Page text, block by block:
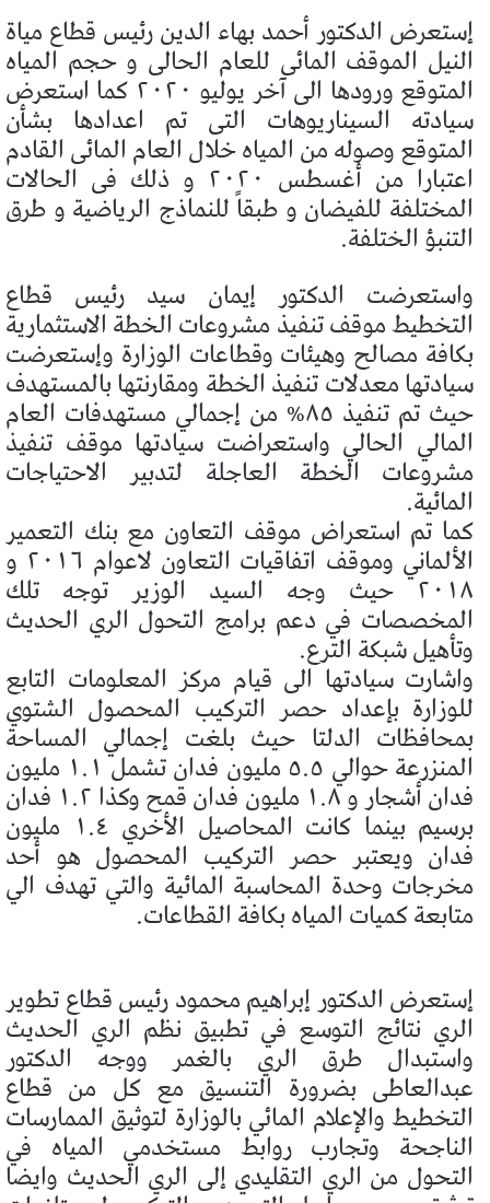
إستعرض الدكتور أحمد بهاء الدين رئيس قطاع مياة
النيل الموقف المائى للعام الحالى و حجم المياه
المتوقع ورودها الى آخر يوليو ٢٠٢٠ كما استعرض
سيادته السيناريوهات التى تم اعدادها بشأن
المتوقع وصوله من المياه خلال العام المائى القادم
اعتبارا من أغسطس ٢٠٢٠ و ذلك فى الحالات
المختلفة للفيضان و طبقاً للنماذج الرياضية و طرق
التنبؤ الختلفة.
واستعرضت الدكتور إيمان سيد رئيس قطاع
التخطيط موقف تنفيذ مشروعات الخطة الاستثمارية
بكافة مصالح وهيئات وقطاعات الوزارة وإستعرضت
سيادتها معدلات تنفيذ الخطة ومقارنتها بالمستهدف
حيث تم تنفيذ ٨٥% من إجمالي مستهدفات العام
المالي الحالي واستعراضت سيادتها موقف تنفيذ
مشروعات الخطة العاجلة لتدبير الاحتياجات
المائية.
كما تم استعراض موقف التعاون مع بنك التعمير
الألماني وموقف اتفاقيات التعاون لاعوام ٢٠١٦ و
٢٠١٨ حيث وجه السيد الوزير توجه تلك
المخصصات في دعم برامج التحول الري الحديث
وتأهيل شبكة الترع.
واشارت سيادتها الى قيام مركز المعلومات التابع
للوزارة بإعداد حصر التركيب المحصول الشتوي
بمحافظات الدلتا حيث بلغت إجمالي المساحة
المنزرعة حوالي ٥.٥ مليون فدان تشمل ١.١ مليون
فدان أشجار و ١.٨ مليون فدان قمح وكذا ١.٢ فدان
برسيم بينما كانت المحاصيل الأخري ١.٤ مليون
فدان ويعتبر حصر التركيب المحصول هو أحد
مخرجات وحدة المحاسبة المائية والتي تهدف الي
متابعة كميات المياه بكافة القطاعات.
إستعرض الدكتور إبراهيم محمود رئيس قطاع تطوير
الري نتائج التوسع في تطبيق نظم الري الحديث
واستبدال طرق الري بالغمر ووجه الدكتور
عبدالعاطى بضرورة التنسيق مع كل من قطاع
التخطيط والإعلام المائي بالوزارة لتوثيق الممارسات
الناجحة وتجارب روابط مستخدمي المياه في
التحول من الري التقليدي إلى الري الحديث وايضا